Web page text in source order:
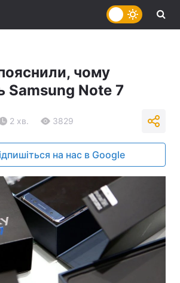
чому
Samsung Note 7
2 хв. 3829
на нас в Google